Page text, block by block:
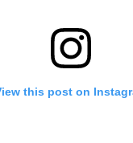
this post on